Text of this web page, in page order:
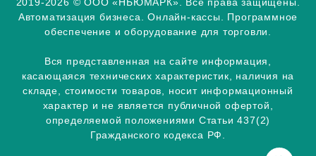
Автоматизация бизнеса. Онлайн-кассы. Программное
обеспечение и оборудование для торговли.
Вся представленная на сайте информация,
касающаяся технических характеристик, наличия на
складе, стоимости товаров, носит информационный
характер и не является публичной офертой,
определяемой положениями Статьи 437(2)
Гражданского кодекса РФ.